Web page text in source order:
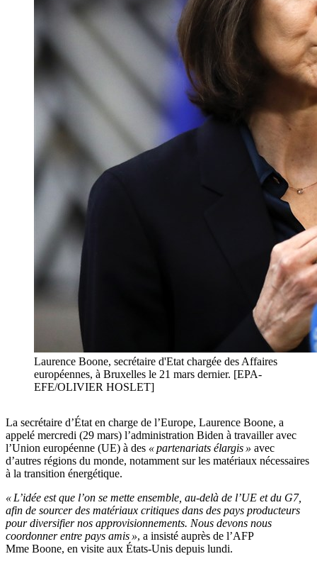
Laurence Boone, secrétaire d'Etat chargée des Affaires
européennes, à Bruxelles le 21 mars dernier. [EPA-
EFE/OLIVIER HOSLET]
La secrétaire d’État en charge de l’Europe, Laurence Boone, a
appelé mercredi (29 mars) l’administration Biden à travailler avec
l’Union européenne (UE) à des « partenariats élargis » avec
d’autres régions du monde, notamment sur les matériaux nécessaires
à la transition énergétique.
« L’idée est que l’on se mette ensemble, au-delà de l’UE et du G7,
afin de sourcer des matériaux critiques dans des pays producteurs
pour diversifier nos approvisionnements. Nous devons nous
coordonner entre pays amis », a insisté auprès de l’AFP
Mme Boone, en visite aux États-Unis depuis lundi.